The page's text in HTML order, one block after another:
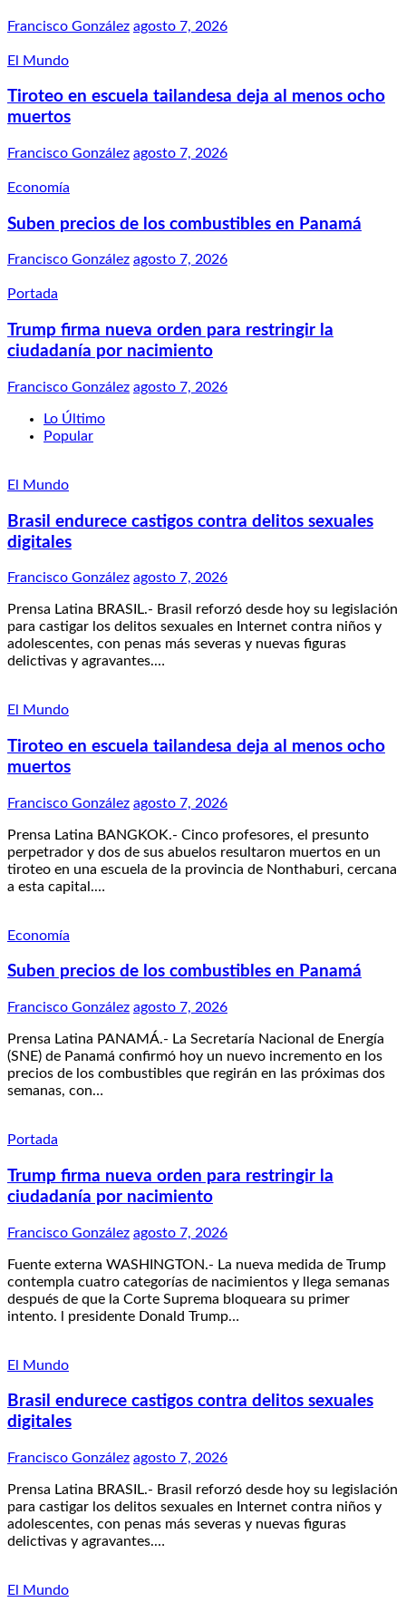
Francisco González agosto 7, 2026
El Mundo
Tiroteo en escuela tailandesa deja al menos ocho
muertos
Francisco González agosto 7, 2026
Economía
Suben precios de los combustibles en Panamá
Francisco González agosto 7, 2026
Portada
Trump firma nueva orden para restringir la
ciudadanía por nacimiento
Francisco González agosto 7, 2026
Lo Último
Popular
El Mundo
Brasil endurece castigos contra delitos sexuales
digitales
Francisco González agosto 7, 2026
Prensa Latina BRASIL.- Brasil reforzó desde hoy su legislación
para castigar los delitos sexuales en Internet contra niños y
adolescentes, con penas más severas y nuevas figuras
delictivas y agravantes.…
El Mundo
Tiroteo en escuela tailandesa deja al menos ocho
muertos
Francisco González agosto 7, 2026
Prensa Latina BANGKOK.- Cinco profesores, el presunto
perpetrador y dos de sus abuelos resultaron muertos en un
tiroteo en una escuela de la provincia de Nonthaburi, cercana
a esta capital.…
Economía
Suben precios de los combustibles en Panamá
Francisco González agosto 7, 2026
Prensa Latina PANAMÁ.- La Secretaría Nacional de Energía
(SNE) de Panamá confirmó hoy un nuevo incremento en los
precios de los combustibles que regirán en las próximas dos
semanas, con…
Portada
Trump firma nueva orden para restringir la
ciudadanía por nacimiento
Francisco González agosto 7, 2026
Fuente externa WASHINGTON.- La nueva medida de Trump
contempla cuatro categorías de nacimientos y llega semanas
después de que la Corte Suprema bloqueara su primer
intento. l presidente Donald Trump…
El Mundo
Brasil endurece castigos contra delitos sexuales
digitales
Francisco González agosto 7, 2026
Prensa Latina BRASIL.- Brasil reforzó desde hoy su legislación
para castigar los delitos sexuales en Internet contra niños y
adolescentes, con penas más severas y nuevas figuras
delictivas y agravantes.…
El Mundo